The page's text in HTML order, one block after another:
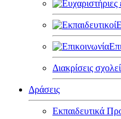
Διακρίσεις
Δράσεις
Εκπαιδευτικά